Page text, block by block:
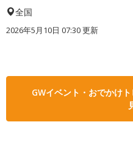
全国
2026年5月10日 07:30 更新
GWイベント・おでかけ